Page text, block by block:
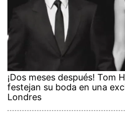
¡Dos meses después! Tom
festejan su boda en una
Londres